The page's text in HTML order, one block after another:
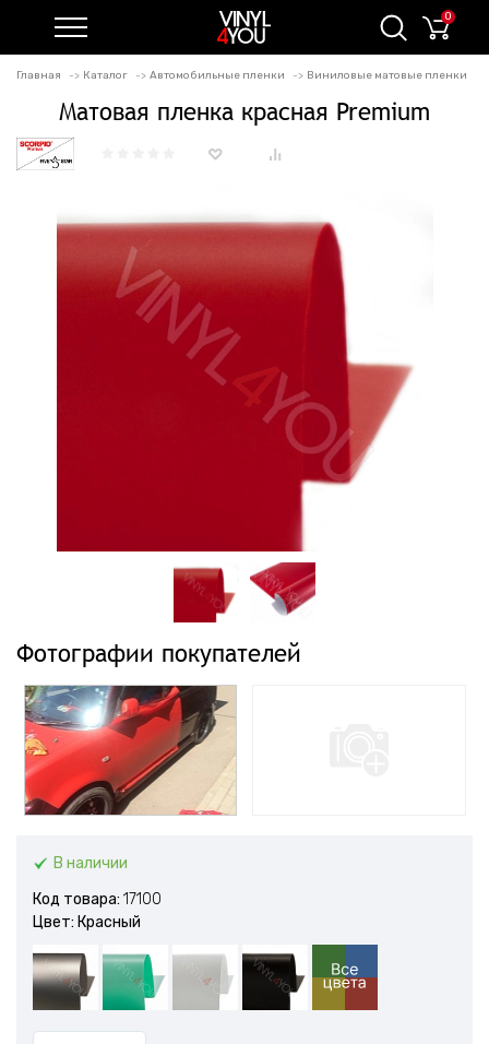
0
Главная Каталог Автомобильные пленки Виниловые матовые пленки
Матовая пленка красная Premium
Фотографии покупателей
В наличии
Код товара: 17100
Цвет: Красный